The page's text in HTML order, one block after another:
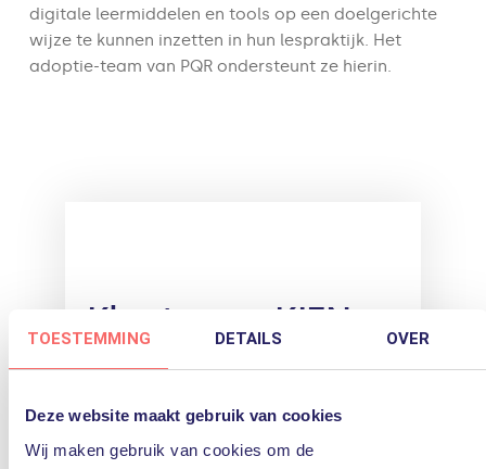
TOESTEMMING DETAILS OVER
Deze website maakt gebruik van cookies
Wij maken gebruik van cookies om de
digitale leermiddelen en tools op een doelgerichte
wijze te kunnen inzetten in hun lespraktijk. Het
adoptie-team van PQR ondersteunt ze hierin.
Klantcase: KIEN
ICT kiest voor
innovatie en
krijgt meer tijd